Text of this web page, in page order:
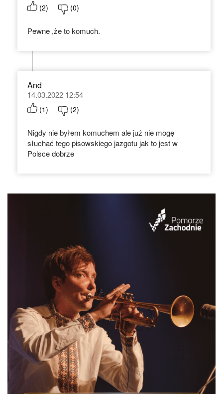
(2) (0)
Pewne ,że to komuch.
And
14.03.2022 12:54
(1) (2)
Nigdy nie byłem komuchem ale już nie mogę
słuchać tego pisowskiego jazgotu jak to jest w
Polsce dobrze